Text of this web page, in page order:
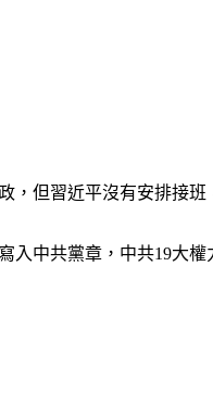
，但習近平沒有安排接班
入中共黨章，中共19大權